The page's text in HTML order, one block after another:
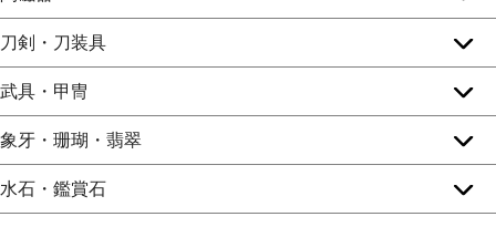
刀剣・刀装具
武具・甲冑
象牙・珊瑚・翡翠
水石・鑑賞石